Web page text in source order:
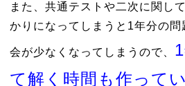
また、共通テストや二次に関し
かりになってしまうと1年分の
会が少なくなってしまうので、
て解く時間も作って